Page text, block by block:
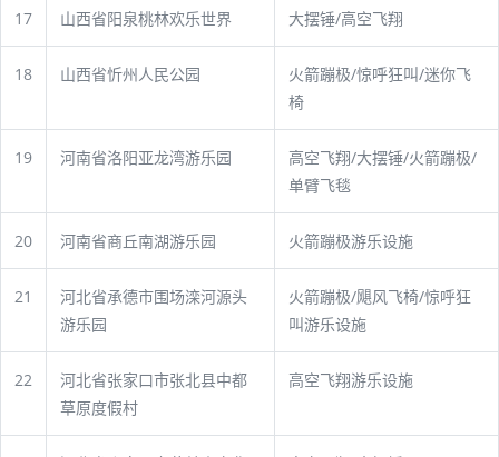
17 山西省阳泉桃林欢乐世界 大摆锤/高空飞翔
18 山西省忻州人民公园
火箭蹦极/惊呼狂叫/迷你飞
椅
19 河南省洛阳亚龙湾游乐园
高空飞翔/大摆锤/火箭蹦极/
单臂飞毯
20 河南省商丘南湖游乐园 火箭蹦极游乐设施
21
河北省承德市围场滦河源头
游乐园
火箭蹦极/飓风飞椅/惊呼狂
叫游乐设施
22
河北省张家口市张北县中都
草原度假村
高空飞翔游乐设施